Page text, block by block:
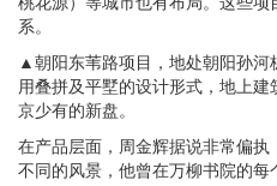
系。
▲朝阳东苇路项目，地处朝阳孙
用叠拼及平墅的设计形式，地上
京少有的新盘。
在产品层面，周金辉据说非常偏
不同的风景，他曾在万柳书院的每